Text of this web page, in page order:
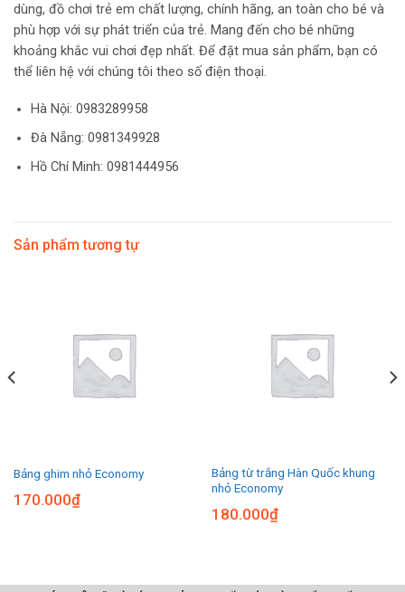
dùng, đồ chơi trẻ em chất lượng, chính hãng, an toàn cho bé và
phù hợp với sự phát triển của trẻ. Mang đến cho bé những
khoảng khắc vui chơi đẹp nhất. Để đặt mua sản phẩm, bạn có
thể liên hệ với chúng tôi theo số điện thoại.
Hà Nội: 0983289958
Đà Nẵng: 0981349928
Hồ Chí Minh: 0981444956
Sản phẩm tương tự
Bảng ghim nhỏ Economy
170.000₫
Bảng từ trắng Hàn Quốc khung
nhỏ Economy
180.000₫